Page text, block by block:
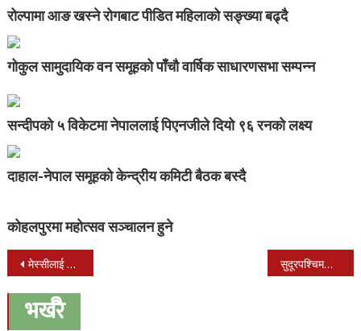
रोल्पामा आङ खस्ने रोगबाट पीडित महिलाको सङ्ख्या बढ्दै
गोकुल सामुदायिक वन समूहको पाँचौ वार्षिक साधारणसभा सम्पन्न
सन्दीपको ५ विकेटमा नेपाललाई पिएनजीले दियो ९६ रनको लक्ष्य
दाहाल-नेपाल समूहको केन्द्रीय कमिटी बैठक बस्दै
कोहलपुरमा महोत्सव सञ्चालन हुने
Post
navigation
मेस्सीलाई फिफा प्लेयर अफ द इयर अवार्ड सुदूरपश्चिमका मुख्यमन्त्री शाहले फागुन २१ गतेभित्र विश्वासको मत लिने
भर्खरै